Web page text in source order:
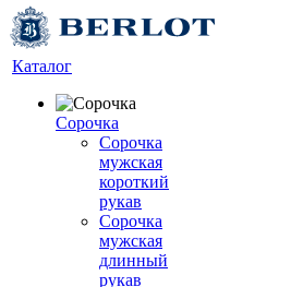
Каталог
Сорочка
Сорочка
мужская
короткий
рукав
Сорочка
мужская
длинный
рукав